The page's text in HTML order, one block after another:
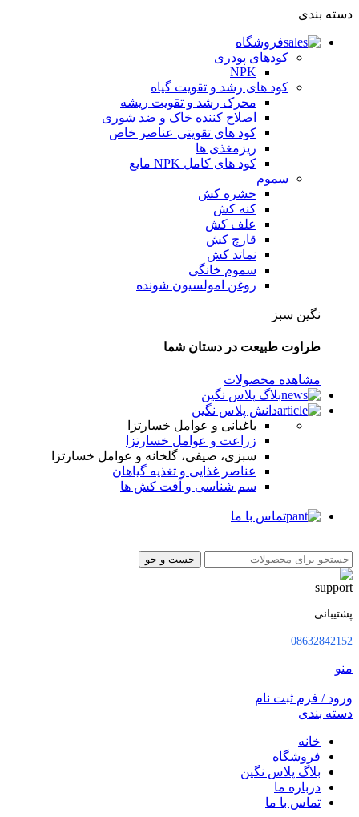
دسته بندی
فروشگاه
کودهای پودری
NPK
کود های رشد و تقویت گیاه
محرک رشد و تقویت ریشه
اصلاح کننده خاک و ضد شوری
کود های تقویتی عناصر خاص
ریزمغذی ها
کود های کامل NPK مایع
سموم
حشره کش
کنه کش
علف کش
قارچ کش
نماتد کش
سموم خانگی
روغن امولسیون شونده
نگین سبز
طراوت طبیعت در دستان شما
مشاهده محصولات
بلاگ پلاس نگین
دانش پلاس نگین
باغبانی و عوامل خسارتزا
زراعت و عوامل خسارتزا
سبزی، صیفی، گلخانه و عوامل خسارتزا
عناصر غذایی و تغذیه گیاهان
سم شناسی و آفت کش ها
تماس با ما
جست و جو
پشتیبانی
08632842152
منو
ورود / فرم ثبت نام
دسته بندی
خانه
فروشگاه
بلاگ پلاس نگین
درباره ما
تماس با ما